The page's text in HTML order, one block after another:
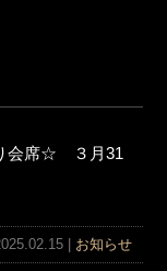
会席☆ ３月31
| お知らせ